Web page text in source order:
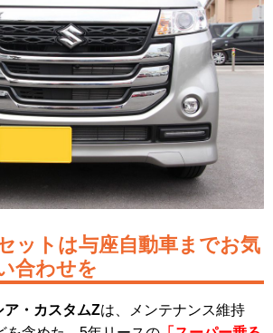
ットは与座自動車までお気
合わせを
・カスタムZは、メンテナンス維持